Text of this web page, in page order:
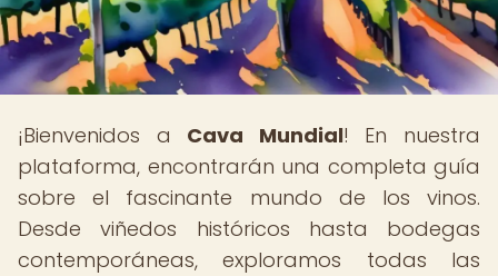
¡Bienvenidos a Cava Mundial! En nuestra
plataforma, encontrarán una completa guía
sobre el fascinante mundo de los vinos.
Desde viñedos históricos hasta bodegas
contemporáneas, exploramos todas las